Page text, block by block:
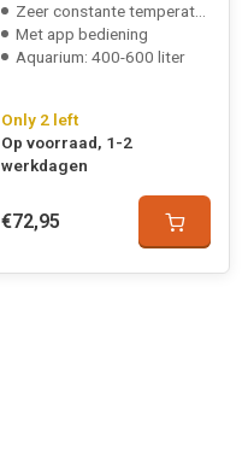
Zeer constante temperatuur
Met app bediening
Aquarium: 400-600 liter
Only 2 left
Op voorraad, 1-2
werkdagen
€72,95